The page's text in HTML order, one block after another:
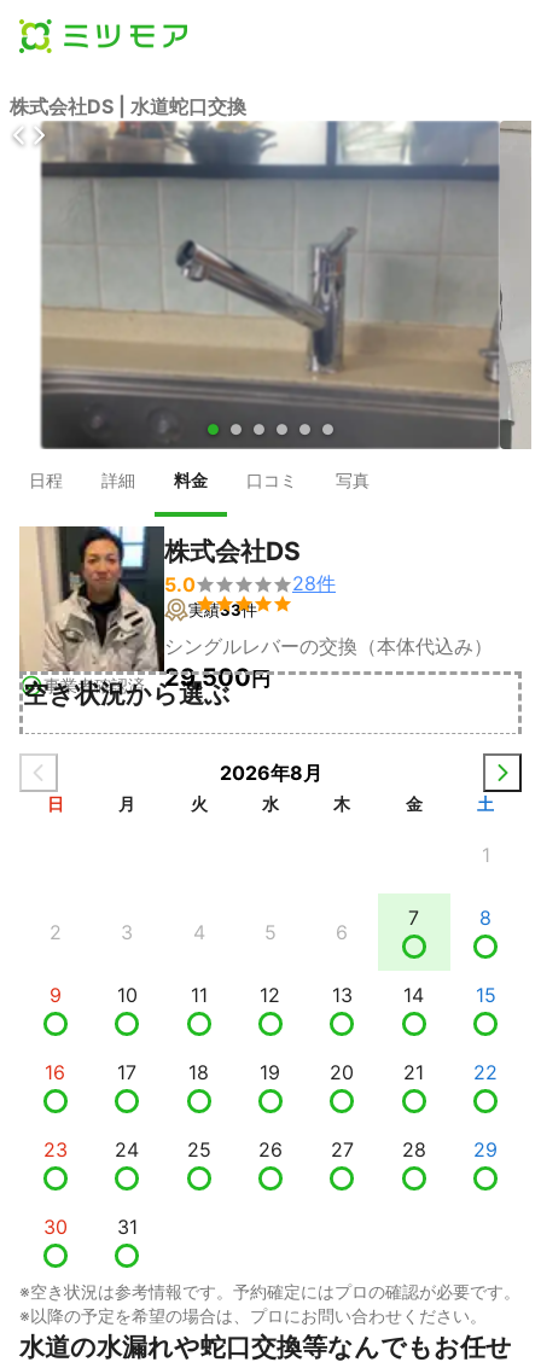
株式会社DS | 水道蛇口交換
● ● ● ● ● ●
日程 詳細 料金 口コミ 写真
事業者確認済
株式会社DS
5.0

28件
実績33件
シングルレバーの交換（本体代込み）
29,500円
空き状況から選ぶ
2026年8月
日 月 火 水 木 金 土
1
2 3 4 5 6
7 8
9 10 11 12 13 14 15
16 17 18 19 20 21 22
23 24 25 26 27 28 29
30 31
※空き状況は参考情報です。予約確定にはプロの確認が必要です。
※以降の予定を希望の場合は、プロにお問い合わせください。
水道の水漏れや蛇口交換等なんでもお任せ